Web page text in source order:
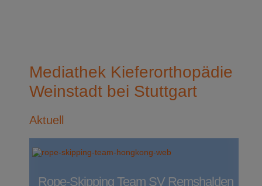
Mediathek Kieferorthopädie
Weinstadt bei Stuttgart
Aktuell
Rope-Skipping Team SV Remshalden